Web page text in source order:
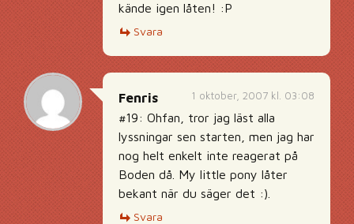
kände igen låten! :P
Svara
1 oktober, 2007 kl. 03:08
Fenris
#19: Ohfan, tror jag läst alla
lyssningar sen starten, men jag har
nog helt enkelt inte reagerat på
Boden då. My little pony låter
bekant när du säger det :).
Svara